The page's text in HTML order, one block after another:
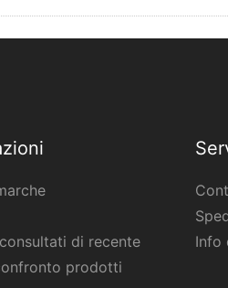
di recente
prodotti
Info